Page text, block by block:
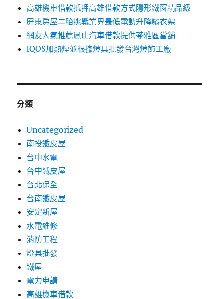
高雄機車借款抵押高雄借款方式隱形鐵窗精品級
屏東房屋二胎挑戰業界最低電動升降曬衣架
網友人氣推薦鳳山汽車借款提供苓雅區當舖
IQOS加熱煙並根據燈具批發台灣燈飾工廠
分類
Uncategorized
南投鐵皮屋
台中水電
台中鐵皮屋
台北保全
台南鐵皮屋
安定新屋
水電維修
消防工程
燈具批發
鐵屋
電力申請
高雄機車借款